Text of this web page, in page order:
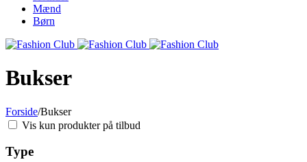
Mænd
Børn
Bukser
Forside/Bukser
Vis kun produkter på tilbud
Type